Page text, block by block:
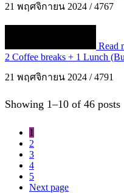
21 พฤศจิกายน 2024 / 4767
Read
2 Coffee breaks + 1 Lunch
21 พฤศจิกายน 2024 / 4791
Showing 1–10 of 46 posts
1
2
3
4
5
Next page